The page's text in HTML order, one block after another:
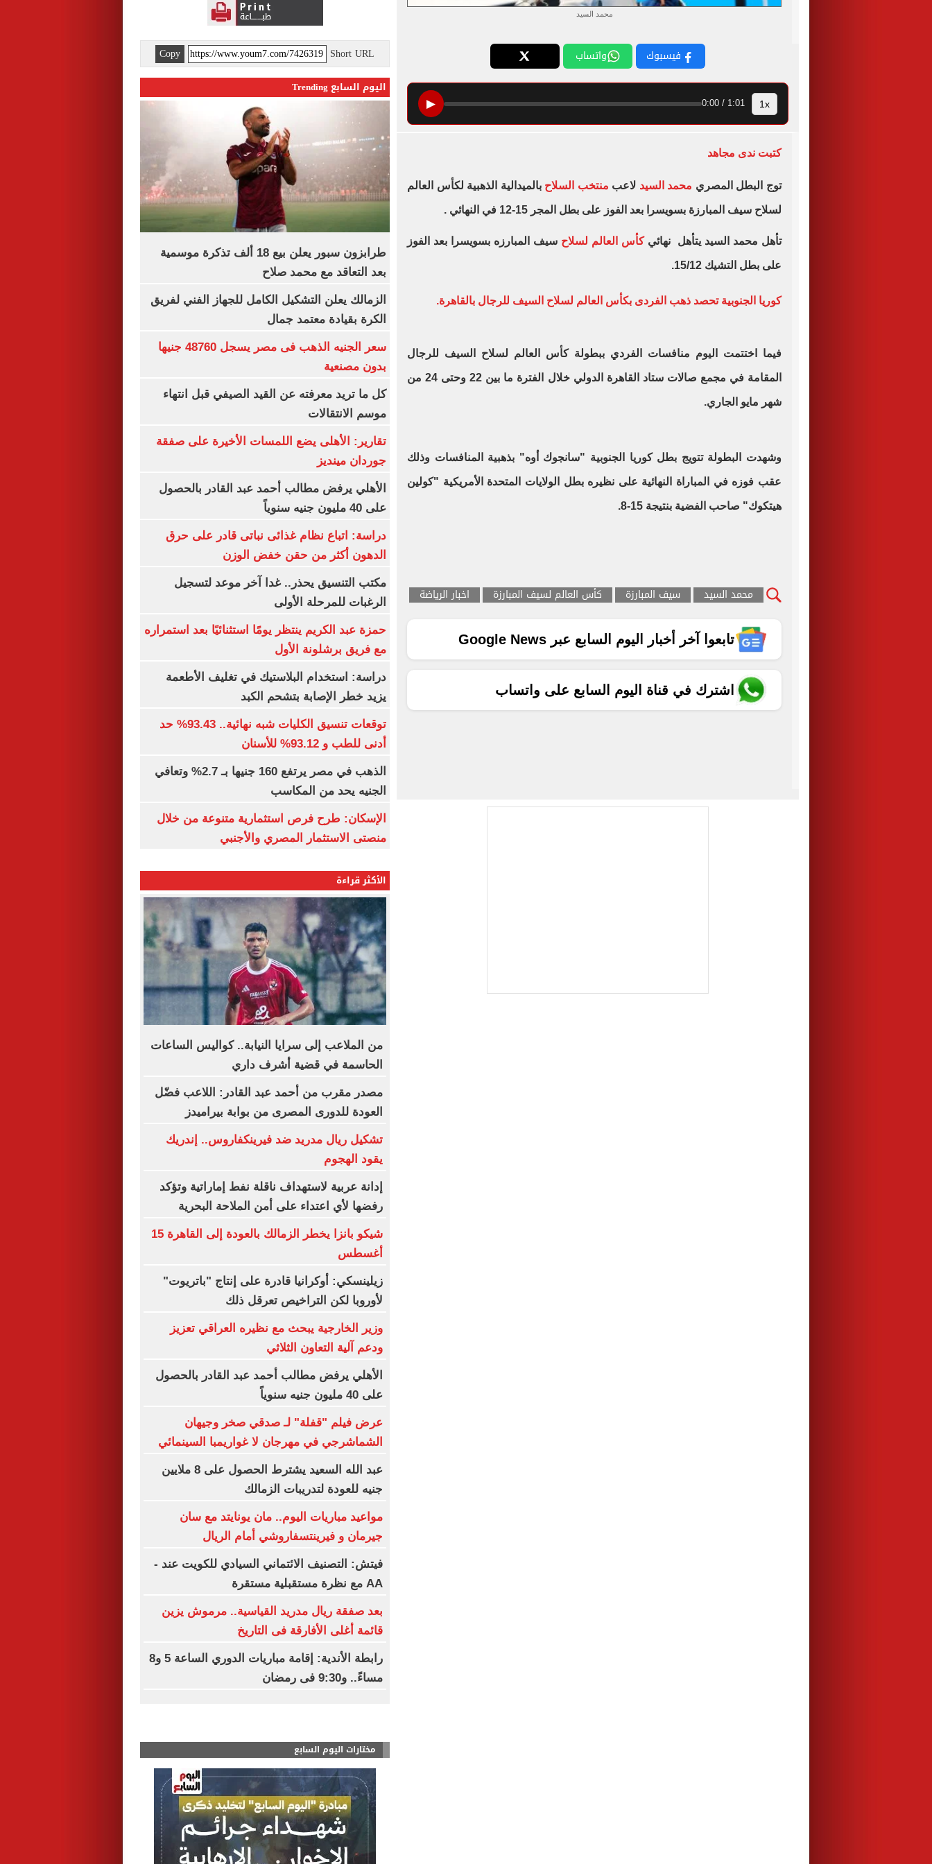
محمد السيد
فيسبوك واتساب
▶ 1:01 / 0:00 1x
كتبت ندى مجاهد
توج البطل المصري محمد السيد لاعب منتخب السلاح بالميدالية الذهبية لكأس العالم
لسلاح سيف المبارزة بسويسرا بعد الفوز على بطل المجر 15-12 في النهائي .
تأهل محمد السيد يتأهل نهائيكأس العالم لسلاح سيف المبارزه بسويسرا بعد الفوز
على بطل التشيك 15/12.
كوريا الجنوبية تحصد ذهب الفردى بكأس العالم لسلاح السيف للرجال بالقاهرة.
فيما اختتمت اليوم منافسات الفردي ببطولة كأس العالم لسلاح السيف للرجال
المقامة في مجمع صالات ستاد القاهرة الدولي خلال الفترة ما بين 22 وحتى 24 من
شهر مايو الجاري.
وشهدت البطولة تتويج بطل كوريا الجنوبية "سانجوك أوه" بذهبية المنافسات وذلك
عقب فوزه في المباراة النهائية على نظيره بطل الولايات المتحدة الأمريكية "كولين
هيتكوك" صاحب الفضية بنتيجة 15-8.
محمد السيد سيف المبارزة كأس العالم لسيف المبارزة اخبار الرياضة
تابعوا آخر أخبار اليوم السابع عبر Google News
اشترك في قناة اليوم السابع على واتساب
Short URL
Copy
اليوم السابع Trending
طرابزون سبور يعلن بيع 18 ألف تذكرة موسمية
بعد التعاقد مع محمد صلاح
الزمالك يعلن التشكيل الكامل للجهاز الفني لفريق
الكرة بقيادة معتمد جمال
سعر الجنيه الذهب فى مصر يسجل 48760 جنيها
بدون مصنعية
كل ما تريد معرفته عن القيد الصيفي قبل انتهاء
موسم الانتقالات
تقارير: الأهلى يضع اللمسات الأخيرة على صفقة
جوردان مينديز
الأهلي يرفض مطالب أحمد عبد القادر بالحصول
على 40 مليون جنيه سنوياً
دراسة: اتباع نظام غذائى نباتى قادر على حرق
الدهون أكثر من حقن خفض الوزن
مكتب التنسيق يحذر.. غدا آخر موعد لتسجيل
الرغبات للمرحلة الأولى
حمزة عبد الكريم ينتظر يومًا استثنائيًا بعد استمراره
مع فريق برشلونة الأول
دراسة: استخدام البلاستيك في تغليف الأطعمة
يزيد خطر الإصابة بتشحم الكبد
توقعات تنسيق الكليات شبه نهائية.. 93.43% حد
أدنى للطب و 93.12% للأسنان
الذهب في مصر يرتفع 160 جنيها بـ 2.7% وتعافي
الجنيه يحد من المكاسب
الإسكان: طرح فرص استثمارية متنوعة من خلال
منصتى الاستثمار المصري والأجنبي
الأكثر قراءة
من الملاعب إلى سرايا النيابة.. كواليس الساعات
الحاسمة في قضية أشرف داري
مصدر مقرب من أحمد عبد القادر: اللاعب فضّل
العودة للدورى المصرى من بوابة بيراميدز
تشكيل ريال مدريد ضد فيرينكفاروس.. إندريك
يقود الهجوم
إدانة عربية لاستهداف ناقلة نفط إماراتية وتؤكد
رفضها لأي اعتداء على أمن الملاحة البحرية
شيكو بانزا يخطر الزمالك بالعودة إلى القاهرة 15
أغسطس
زيلينسكي: أوكرانيا قادرة على إنتاج "باتريوت"
لأوروبا لكن التراخيص تعرقل ذلك
وزير الخارجية يبحث مع نظيره العراقي تعزيز
ودعم آلية التعاون الثلاثي
الأهلي يرفض مطالب أحمد عبد القادر بالحصول
على 40 مليون جنيه سنوياً
عرض فيلم "قفلة" لـ صدقي صخر وجيهان
الشماشرجي في مهرجان لا غواريمبا السينمائي
عبد الله السعيد يشترط الحصول على 8 ملايين
جنيه للعودة لتدريبات الزمالك
مواعيد مباريات اليوم.. مان يونايتد مع سان
جيرمان و فيرينتسفاروشي أمام الريال
فيتش: التصنيف الائتماني السيادي للكويت عند -
AA مع نظرة مستقبلية مستقرة
بعد صفقة ريال مدريد القياسية.. مرموش يزين
قائمة أغلى الأفارقة فى التاريخ
رابطة الأندية: إقامة مباريات الدوري الساعة 5 و8
مساءً.. و9:30 فى رمضان
مختارات اليوم السابع